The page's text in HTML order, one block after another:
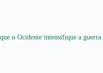
o Ocidente intensifique a guerra